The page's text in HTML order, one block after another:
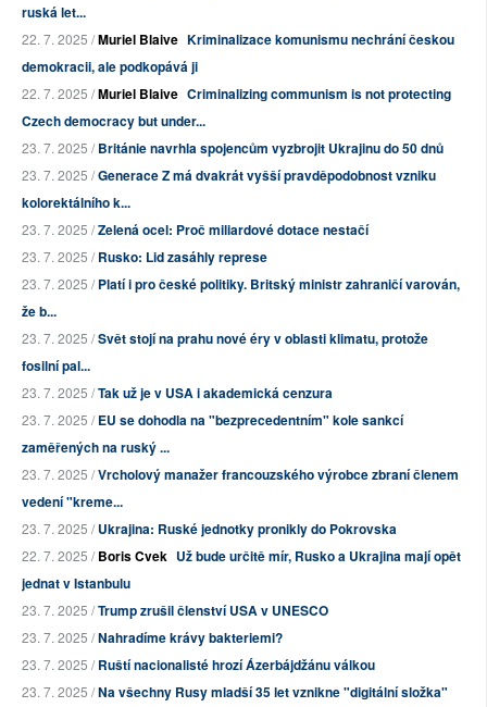
ruská let...
22. 7. 2025 /Muriel Blaive Kriminalizace komunismu nechrání českou
demokracii, ale podkopává ji
22. 7. 2025 /Muriel Blaive Criminalizing communism is not protecting
Czech democracy but under...
23. 7. 2025 /Británie navrhla spojencům vyzbrojit Ukrajinu do 50 dnů
23. 7. 2025 /Generace Z má dvakrát vyšší pravděpodobnost vzniku
kolorektálního k...
23. 7. 2025 /Zelená ocel: Proč miliardové dotace nestačí
23. 7. 2025 /Rusko: Lid zasáhly represe
23. 7. 2025 /Platí i pro české politiky. Britský ministr zahraničí varován,
že b...
23. 7. 2025 /Svět stojí na prahu nové éry v oblasti klimatu, protože
fosilní pal...
23. 7. 2025 /Tak už je v USA i akademická cenzura
23. 7. 2025 /EU se dohodla na "bezprecedentním" kole sankcí
zaměřených na ruský ...
23. 7. 2025 /Vrcholový manažer francouzského výrobce zbraní členem
vedení "kreme...
23. 7. 2025 /Ukrajina: Ruské jednotky pronikly do Pokrovska
22. 7. 2025 /Boris Cvek Už bude určitě mír, Rusko a Ukrajina mají opět
jednat v Istanbulu
23. 7. 2025 /Trump zrušil členství USA v UNESCO
23. 7. 2025 /Nahradíme krávy bakteriemi?
23. 7. 2025 /Ruští nacionalisté hrozí Ázerbájdžánu válkou
23. 7. 2025 /Na všechny Rusy mladší 35 let vznikne "digitální složka"